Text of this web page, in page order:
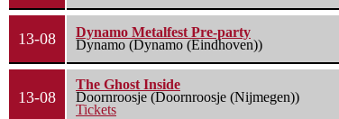
13-08
Dynamo Metalfest Pre-party
Dynamo (Dynamo (Eindhoven))
13-08
The Ghost Inside
Doornroosje (Doornroosje (Nijmegen))
Tickets